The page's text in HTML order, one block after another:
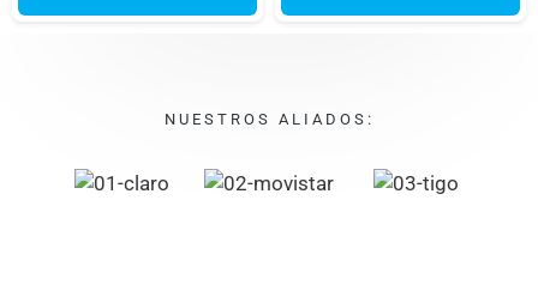
NUESTROS ALIADOS: